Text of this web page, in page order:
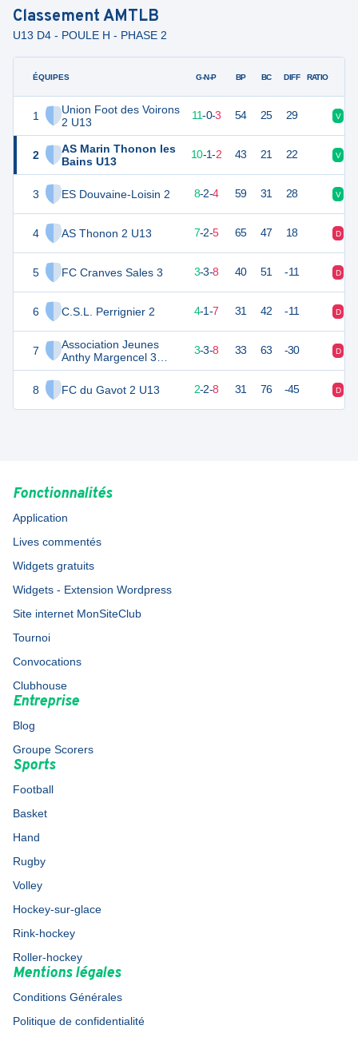
ClassementAMTLB
U13 D4 - POULE H - PHASE 2
ÉQUIPES
1
Union Foot des Voirons
2 U13
2
AS Marin Thonon les
Bains U13
3 ES Douvaine-Loisin 2
4 AS Thonon 2 U13
5 FC Cranves Sales 3
6 C.S.L. Perrignier 2
7
Association Jeunes
Anthy Margencel 3
U13
8
FC du Gavot 2 U13
G-N-P BP BC DIFF RATIO
33 14 11-0-3 54 25 29 V
31 13 10-1-2 43 21 22 V
26 14 8-2-4 59 31 28 V
23 7-2-5 65 47 18 D
12 3-3-8 40 51 -11 D
12 4-1-7 31 42 -11 D
12 3-3-8 33 63 -30 D
6 2-2-8 31 76 -45 D
Fonctionnalités
Application
Lives commentés
Widgets gratuits
Widgets - Extension Wordpress
Site internet MonSiteClub
Tournoi
Convocations
Clubhouse
Entreprise
Blog
Groupe Scorers
Sports
Football
Basket
Hand
Rugby
Volley
Hockey-sur-glace
Rink-hockey
Roller-hockey
Mentions légales
Conditions Générales
Politique de confidentialité